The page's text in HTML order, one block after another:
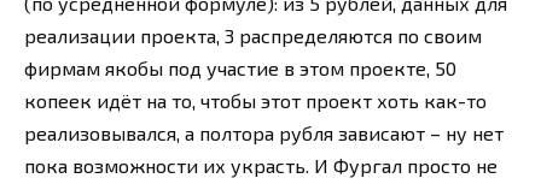
реализации проекта, 3 распределяются по своим
фирмам якобы под участие в этом проекте, 50
копеек идёт на то, чтобы этот проект хоть как-то
реализовывался, а полтора рубля зависают – ну нет
пока возможности их украсть. И Фургал просто не